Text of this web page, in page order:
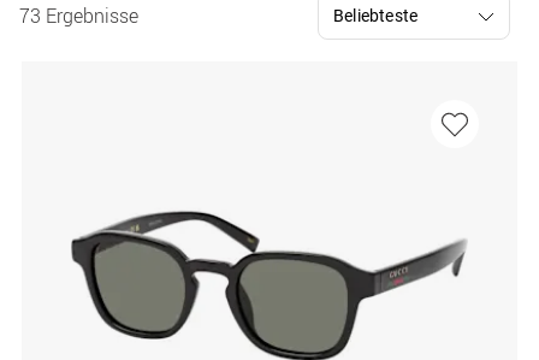
73 Ergebnisse